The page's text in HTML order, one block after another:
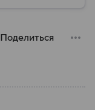
Поделиться